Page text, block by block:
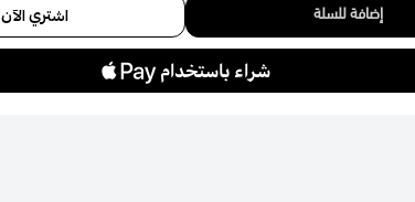
إضافة للسلة اشتري الآن